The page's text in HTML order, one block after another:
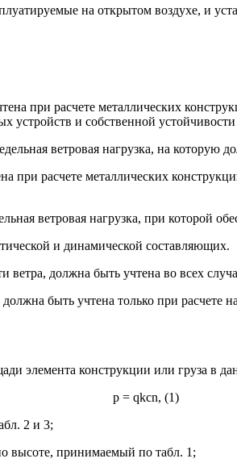
на открытом воздухе, и
при расчете металлических
устройств и собственной устойчивости
ветровая нагрузка, на которую
при расчете металлических
ветровая нагрузка, при которой
и динамической составляющих.
ветра, должна быть учтена во всех
быть учтена только при
элемента конструкции или груза в
p = qkcn, (1)
2 и 3;
высоте, принимаемый по табл. 1;